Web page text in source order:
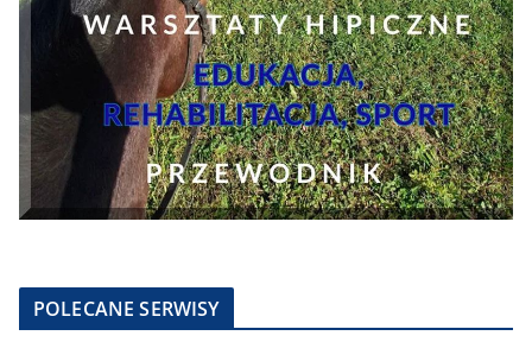
POLECANE SERWISY